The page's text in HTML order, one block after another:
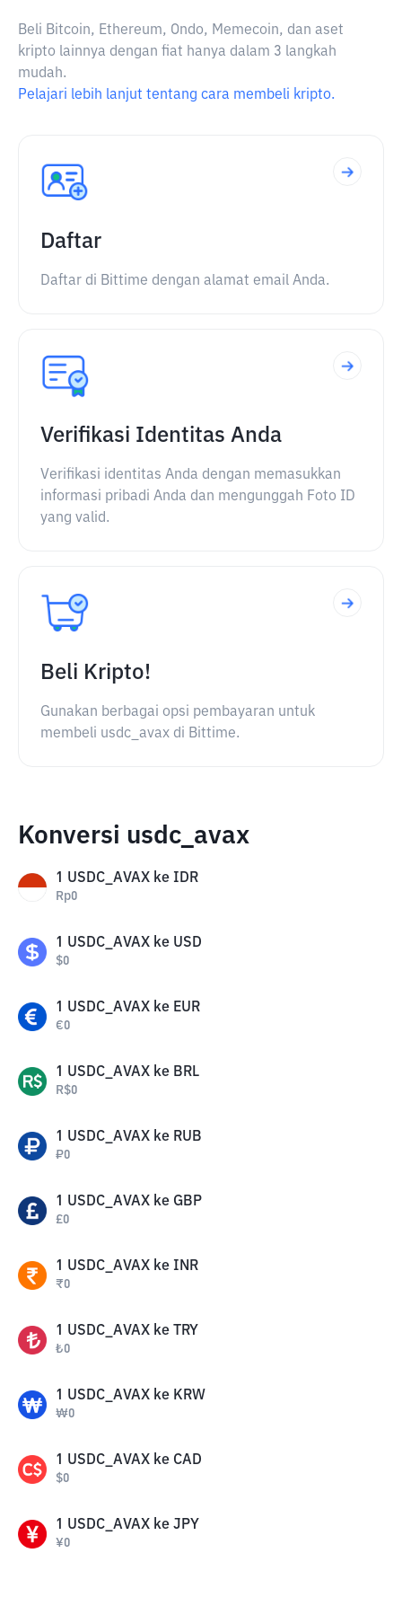
Beli Bitcoin, Ethereum, Ondo, Memecoin, dan aset
kripto lainnya dengan fiat hanya dalam 3 langkah
mudah.
Pelajari lebih lanjut tentang cara membeli kripto.
Daftar
Daftar di Bittime dengan alamat email Anda.
Verifikasi Identitas Anda
Verifikasi identitas Anda dengan memasukkan
informasi pribadi Anda dan mengunggah Foto ID
yang valid.
Beli Kripto!
Gunakan berbagai opsi pembayaran untuk
membeli usdc_avax di Bittime.
Konversi usdc_avax
1 USDC_AVAX ke IDR
Rp0
1 USDC_AVAX ke USD
$0
1 USDC_AVAX ke EUR
€0
1 USDC_AVAX ke BRL
R$0
1 USDC_AVAX ke RUB
₽0
1 USDC_AVAX ke GBP
£0
1 USDC_AVAX ke INR
₹0
1 USDC_AVAX ke TRY
₺0
1 USDC_AVAX ke KRW
₩0
1 USDC_AVAX ke CAD
$0
1 USDC_AVAX ke JPY
¥0